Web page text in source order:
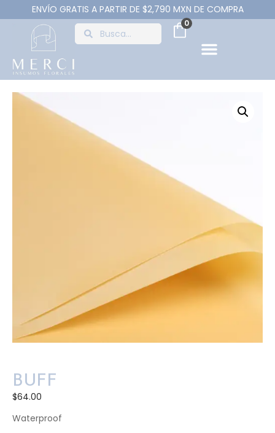
ENVÍO GRATIS A PARTIR DE $2,790 MXN DE COMPRA
0
BUFF
$64.00
Waterproof